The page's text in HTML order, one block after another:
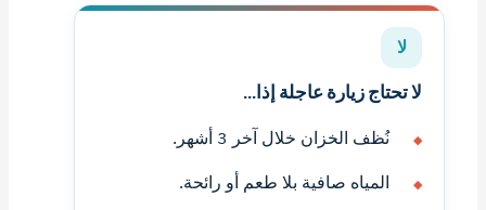
لا
لا تحتاج زيارة عاجلة إذا...
نُظف الخزان خلال آخر 3 أشهر.
المياه صافية بلا طعم أو رائحة.